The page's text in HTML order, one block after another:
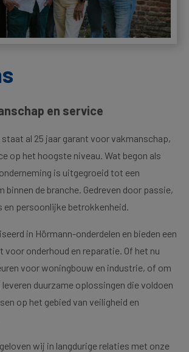
en service
al 25 jaar garant voor vakmanschap,
op het hoogste niveau. Wat begon als
is uitgegroeid tot een
binnen de branche. Gedreven door passie,
en persoonlijke betrokkenheid.
in Hörmann-onderdelen en bieden een
voor onderhoud en reparatie. Of het nu
voor woningbouw en industrie, of om
duurzame oplossingen die voldoen
op het gebied van veiligheid en
wij in langdurige relaties met onze